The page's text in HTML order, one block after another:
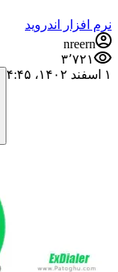
نرم افزار اندروید
nreern
۳٬۷۲۱
۱ اسفند ۱۴۰۲،‏ ۴:۴۵